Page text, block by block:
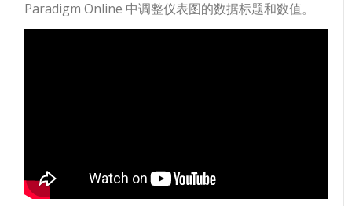
Paradigm Online 中调整仪表图的数据标题和数值。